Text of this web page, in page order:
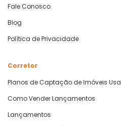
Fale Conosco
Blog
Política de Privacidade
Corretor
Planos de Captação de Imóveis
Como Vender Lançamentos
Lançamentos